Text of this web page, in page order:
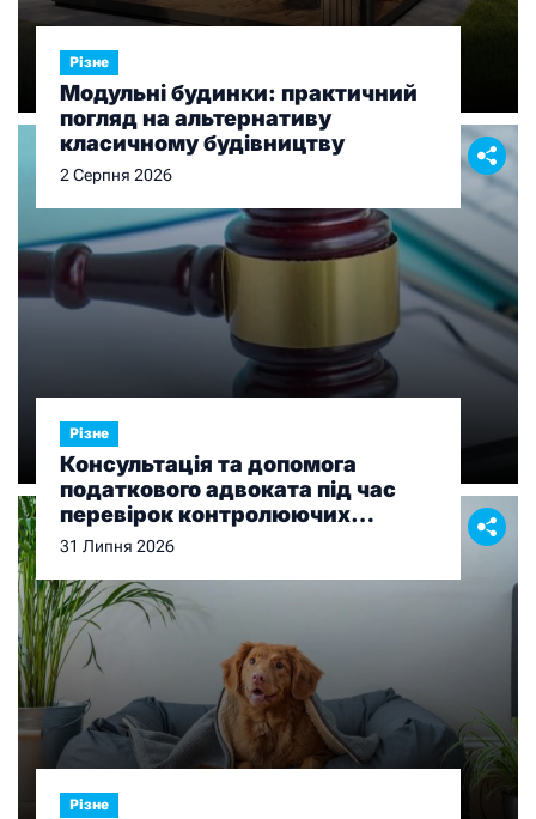
Різне
Модульні будинки: практичний
погляд на альтернативу
класичному будівництву
2 Серпня 2026
Різне
Консультація та допомога
податкового адвоката під час
перевірок контролюючих
органів
31 Липня 2026
Різне